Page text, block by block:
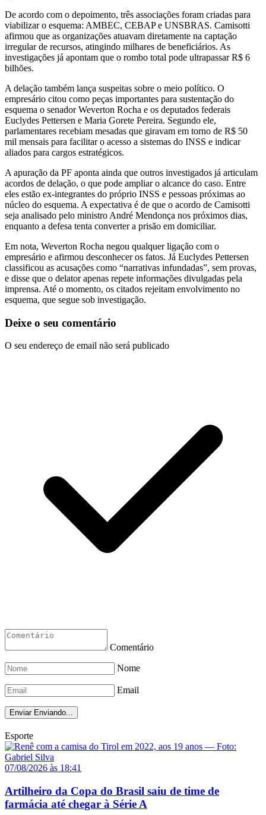
De acordo com o depoimento, três associações foram criadas para
viabilizar o esquema: AMBEC, CEBAP e UNSBRAS. Camisotti
afirmou que as organizações atuavam diretamente na captação
irregular de recursos, atingindo milhares de beneficiários. As
investigações já apontam que o rombo total pode ultrapassar R$ 6
bilhões.
A delação também lança suspeitas sobre o meio político. O
empresário citou como peças importantes para sustentação do
esquema o senadorWeverton Rocha e os deputados federais
Euclydes Pettersen e Maria Gorete Pereira. Segundo ele,
parlamentares recebiam mesadas que giravam em torno de R$ 50
mil mensais para facilitar o acesso a sistemas do INSS e indicar
aliados para cargos estratégicos.
A apuração da PF aponta ainda que outros investigados já articulam
acordos de delação, o que pode ampliar o alcance do caso. Entre
eles estão ex-integrantes do próprio INSS e pessoas próximas ao
núcleo do esquema. A expectativa é de que o acordo de Camisotti
seja analisado pelo ministro André Mendonça nos próximos dias,
enquanto a defesa tenta converter a prisão em domiciliar.
Em nota, Weverton Rocha negou qualquer ligação com o
empresário e afirmou desconhecer os fatos. Já Euclydes Pettersen
classificou as acusações como “narrativas infundadas”, sem provas,
e disse que o delator apenas repete informações divulgadas pela
imprensa. Até o momento, os citados rejeitam envolvimento no
esquema, que segue sob investigação.
Deixe o seu comentário
O seu endereço de email não será publicado
Comentário
Nome
Email
Enviar Enviando...
Esporte
07/08/2026 às 18:41
Artilheiro da Copa do Brasil saiu de time de
farmácia até chegar à Série A